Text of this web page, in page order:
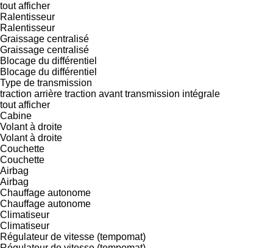
tout afficher
Ralentisseur
Ralentisseur
Graissage centralisé
Graissage centralisé
Blocage du différentiel
Blocage du différentiel
Type de transmission
traction arrière traction avant transmission intégrale
tout afficher
Cabine
Volant à droite
Volant à droite
Couchette
Couchette
Airbag
Airbag
Chauffage autonome
Chauffage autonome
Climatiseur
Climatiseur
Régulateur de vitesse (tempomat)